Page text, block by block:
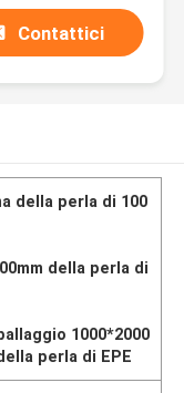
Contattici
della perla di 100
della perla di
1000*2000
perla di EPE